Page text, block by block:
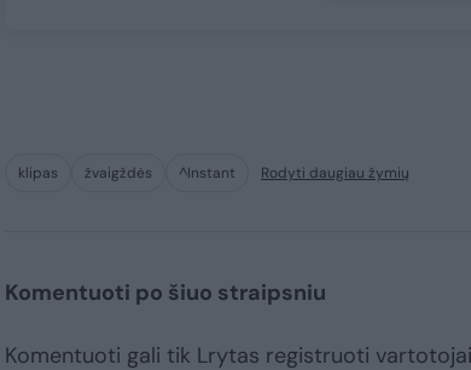
klipas žvaigždės ^Instant Rodyti daugiau žymių
Komentuoti po šiuo straipsniu
Komentuoti gali tik Lrytas registruoti